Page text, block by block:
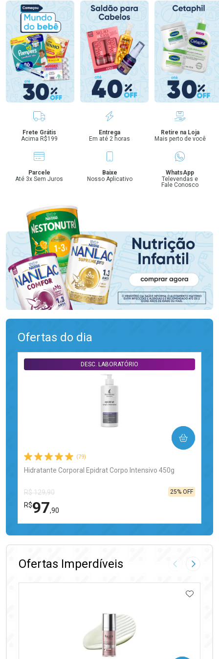
Benefícios
Frete Grátis
Acima R$199
Entrega
Em até 2 horas
Retire na Loja
Mais perto de você
Parcele
Até 3x Sem Juros
Baixe
Nosso Aplicativo
WhatsApp
Televendas e
Fale Conosco
Ofertas do dia
(79)
Hidratante Corporal Epidrat Corpo Intensivo 450g
DESC. LABORATÓRIO
R$ 129,90
R$97,90
25% OFF
COMPRAR
FECHAR
FECHAR
Ofertas Imperdíveis Imagem